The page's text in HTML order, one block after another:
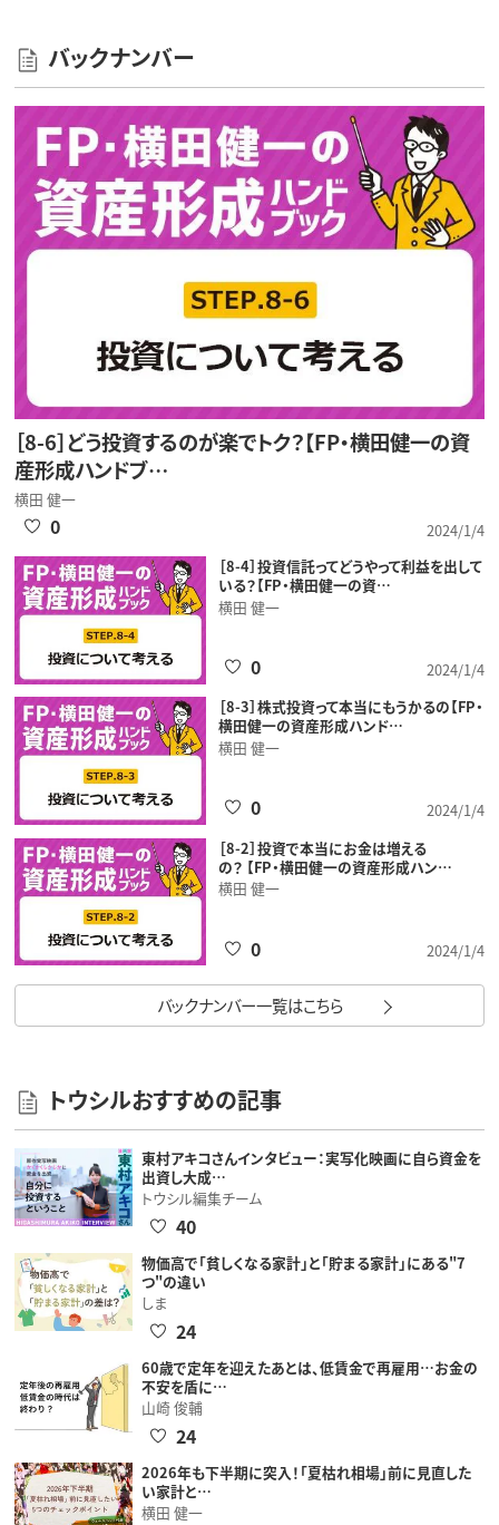
バックナンバー
［8-6］どう投資するのが楽でトク？【FP・横田健一の資
産形成ハンドブ…
横田 健一
2024/1/4
0
［8-4］投資信託ってどうやって利益を出して
いる？【FP・横田健一の資…
横田 健一
2024/1/4
0
［8-3］株式投資って本当にもうかるの【FP・
横田健一の資産形成ハンド…
横田 健一
2024/1/4
0
［8-2］投資で本当にお金は増える
の？ 【FP・横田健一の資産形成ハン…
横田 健一
2024/1/4
0
バックナンバー一覧はこちら
トウシルおすすめの記事
東村アキコさんインタビュー：実写化映画に自ら資金を
出資し大成…
トウシル編集チーム
40
物価高で「貧しくなる家計」と「貯まる家計」にある"7
つ"の違い
しま
24
60歳で定年を迎えたあとは、低賃金で再雇用…お金の
不安を盾に…
山崎 俊輔
24
2026年も下半期に突入！「夏枯れ相場」前に見直した
い家計と…
横田 健一